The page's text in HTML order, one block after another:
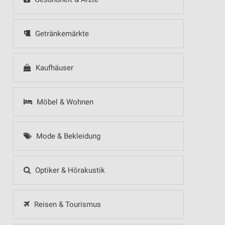
Getränkemärkte
Kaufhäuser
Möbel & Wohnen
Mode & Bekleidung
Optiker & Hörakustik
Reisen & Tourismus